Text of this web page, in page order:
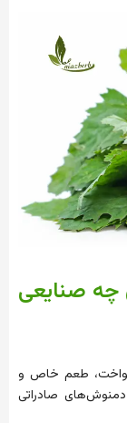
چه صنایعی
طعم خاص و
صادراتی